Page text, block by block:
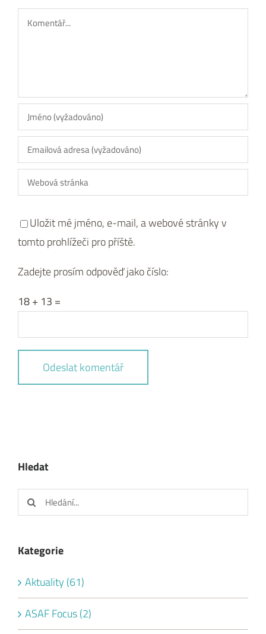
Komentář
Uložit mé jméno, e-mail, a webové stránky v
tomto prohlížeči pro příště.
Zadejte prosím odpověď jako číslo:
18 + 13 =
Hledat
Hledat:
Kategorie
Aktuality (61)
ASAF Focus (2)